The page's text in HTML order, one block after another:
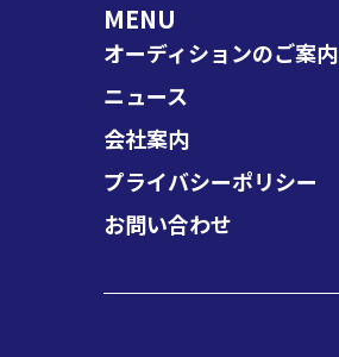
MENU
オーディションのご案内
ニュース
会社案内
プライバシーポリシー
お問い合わせ